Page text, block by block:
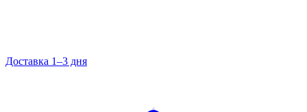
Доставка 1–3 дня